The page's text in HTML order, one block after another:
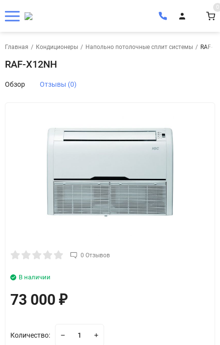
0
Главная / Кондиционеры / Напольно потолочные сплит системы / RAF-
RAF-X12NH
Обзор Отзывы (0)
0 Отзывов
В наличии
73 000 ₽
Количество: